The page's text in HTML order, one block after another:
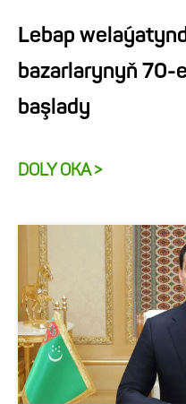
Lebap
bazarlarynyň 70-
başlady
DOLY OKA >